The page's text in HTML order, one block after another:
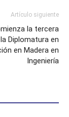
Artículo siguiente
la tercera
Diplomatura en
en Madera en
Ingeniería